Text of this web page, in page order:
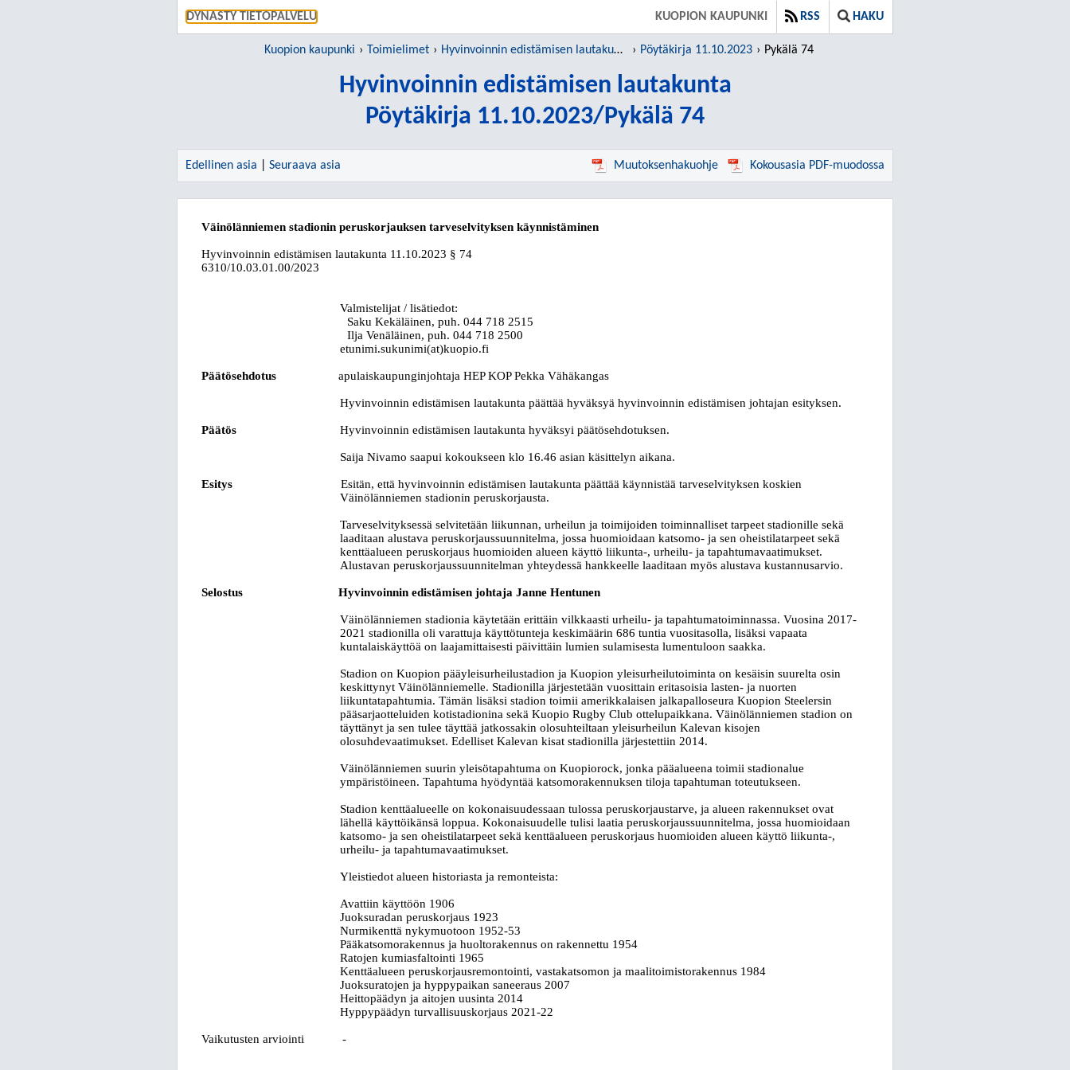
DYNASTY TIETOPALVELU KUOPION KAUPUNKI RSS HAKU
Kuopion kaupunki Toimielimet Hyvinvoinnin edistämisen lautakunta Pöytäkirja 11.10.2023 Pykälä 74
Hyvinvoinnin edistämisen lautakunta
Pöytäkirja 11.10.2023/Pykälä 74
Edellinen asia Seuraava asia Muutoksenhakuohje Kokousasia PDF-muodossa
Väinölänniemen stadionin peruskorjauksen tarveselvityksen käynnistäminen
Hyvinvoinnin edistämisen lautakunta 11.10.2023 § 74
6310/10.03.01.00/2023
Valmistelijat / lisätiedot:
Saku Kekäläinen, puh. 044 718 2515
Ilja Venäläinen, puh. 044 718 2500
etunimi.sukunimi(at)kuopio.fi
Päätösehdotus apulaiskaupunginjohtaja HEP KOP Pekka Vähäkangas
Hyvinvoinnin edistämisen lautakunta päättää hyväksyä hyvinvoinnin edistämisen johtajan esityksen.
Päätös Hyvinvoinnin edistämisen lautakunta hyväksyi päätösehdotuksen.
Saija Nivamo saapui kokoukseen klo 16.46 asian käsittelyn aikana.
Esitys
Esitän, että hyvinvoinnin edistämisen lautakunta päättää käynnistää tarveselvityksen koskien
Väinölänniemen stadionin peruskorjausta.
Tarveselvityksessä selvitetään liikunnan, urheilun ja toimijoiden toiminnalliset tarpeet stadionille sekä
laaditaan alustava peruskorjaussuunnitelma, jossa huomioidaan katsomo- ja sen oheistilatarpeet sekä
kenttäalueen peruskorjaus huomioiden alueen käyttö liikunta-, urheilu- ja tapahtumavaatimukset.
Alustavan peruskorjaussuunnitelman yhteydessä hankkeelle laaditaan myös alustava kustannusarvio.
Selostus Hyvinvoinnin edistämisen johtaja Janne Hentunen
Väinölänniemen stadionia käytetään erittäin vilkkaasti urheilu- ja tapahtumatoiminnassa. Vuosina 2017-
2021 stadionilla oli varattuja käyttötunteja keskimäärin 686 tuntia vuositasolla, lisäksi vapaata
kuntalaiskäyttöä on laajamittaisesti päivittäin lumien sulamisesta lumentuloon saakka.
Stadion on Kuopion pääyleisurheilustadion ja Kuopion yleisurheilutoiminta on kesäisin suurelta osin
keskittynyt Väinölänniemelle. Stadionilla järjestetään vuosittain eritasoisia lasten- ja nuorten
liikuntatapahtumia. Tämän lisäksi stadion toimii amerikkalaisen jalkapalloseura Kuopion Steelersin
pääsarjaotteluiden kotistadionina sekä Kuopio Rugby Club ottelupaikkana. Väinölänniemen stadion on
täyttänyt ja sen tulee täyttää jatkossakin olosuhteiltaan yleisurheilun Kalevan kisojen
olosuhdevaatimukset. Edelliset Kalevan kisat stadionilla järjestettiin 2014.
Väinölänniemen suurin yleisötapahtuma on Kuopiorock, jonka pääalueena toimii stadionalue
ympäristöineen. Tapahtuma hyödyntää katsomorakennuksen tiloja tapahtuman toteutukseen.
Stadion kenttäalueelle on kokonaisuudessaan tulossa peruskorjaustarve, ja alueen rakennukset ovat
lähellä käyttöikänsä loppua. Kokonaisuudelle tulisi laatia peruskorjaussuunnitelma, jossa huomioidaan
katsomo- ja sen oheistilatarpeet sekä kenttäalueen peruskorjaus huomioiden alueen käyttö liikunta-,
urheilu- ja tapahtumavaatimukset.
Yleistiedot alueen historiasta ja remonteista:
Avattiin käyttöön 1906
Juoksuradan peruskorjaus 1923
Nurmikenttä nykymuotoon 1952-53
Pääkatsomorakennus ja huoltorakennus on rakennettu 1954
Ratojen kumiasfaltointi 1965
Kenttäalueen peruskorjausremontointi, vastakatsomon ja maalitoimistorakennus 1984
Juoksuratojen ja hyppypaikan saneeraus 2007
Heittopäädyn ja aitojen uusinta 2014
Hyppypäädyn turvallisuuskorjaus 2021-22
Vaikutusten arviointi -